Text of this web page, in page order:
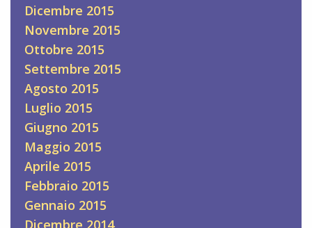
Dicembre 2015
Novembre 2015
Ottobre 2015
Settembre 2015
Agosto 2015
Luglio 2015
Giugno 2015
Maggio 2015
Aprile 2015
Febbraio 2015
Gennaio 2015
Dicembre 2014